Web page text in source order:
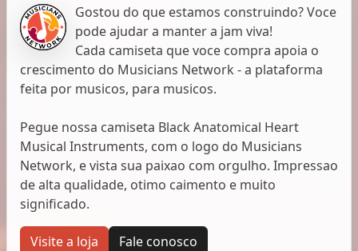
Gostou do que estamos construindo? Voce
pode ajudar a manter a jam viva!
Cada camiseta que voce compra apoia o
crescimento do Musicians Network - a plataforma
feita por musicos, para musicos.
Pegue nossa camiseta Black Anatomical Heart
Musical Instruments, com o logo do Musicians
Network, e vista sua paixao com orgulho. Impressao
de alta qualidade, otimo caimento e muito
significado.
Visite a loja Fale conosco